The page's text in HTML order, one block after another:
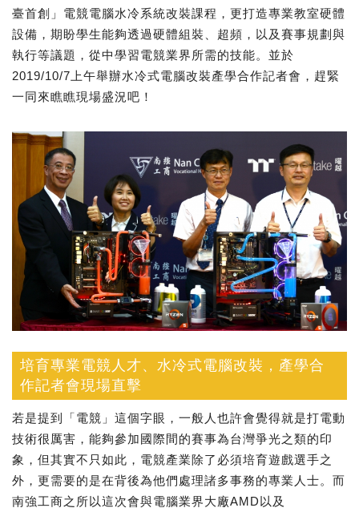
臺首創」電競電腦水冷系統改裝課程，更打造專業教室硬體
設備，期盼學生能夠透過硬體組裝、超頻，以及賽事規劃與
執行等議題，從中學習電競業界所需的技能。並於
2019/10/7上午舉辦水冷式電腦改裝產學合作記者會，趕緊
一同來瞧瞧現場盛況吧！
培育專業電競人才、水冷式電腦改裝，產學合
作記者會現場直擊
若是提到「電競」這個字眼，一般人也許會覺得就是打電動
技術很厲害，能夠參加國際間的賽事為台灣爭光之類的印
象，但其實不只如此，電競產業除了必須培育遊戲選手之
外，更需要的是在背後為他們處理諸多事務的專業人士。而
南強工商之所以這次會與電腦業界大廠AMD以及